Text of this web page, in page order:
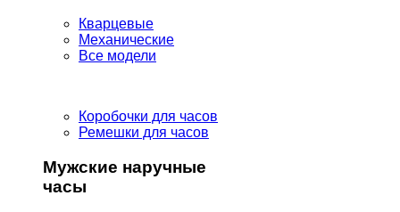
Кварцевые
Механические
Все модели
Коробочки для часов
Ремешки для часов
Мужские наручные
часы